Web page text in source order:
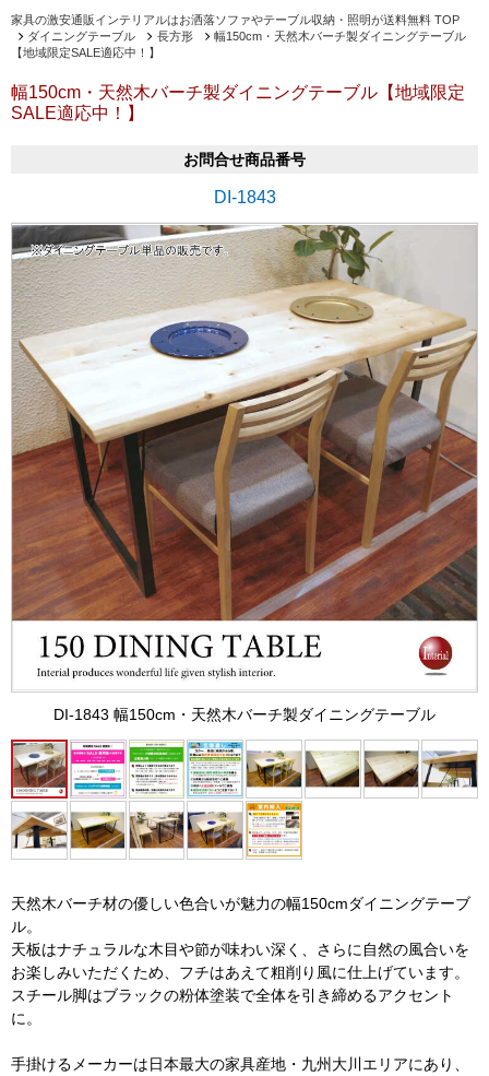
家具の激安通販インテリアルはお洒落ソファやテーブル収納・照明が送料無料 TOP
ダイニングテーブル
長方形
幅150cm・天然木バーチ製ダイニングテーブル
【地域限定SALE適応中！】
幅150cm・天然木バーチ製ダイニングテーブル【地域限定
SALE適応中！】
お問合せ商品番号
DI-1843
DI-1843 幅150cm・天然木バーチ製ダイニングテーブル
天然木バーチ材の優しい色合いが魅力の幅150cmダイニングテーブ
ル。
天板はナチュラルな木目や節が味わい深く、さらに自然の風合いを
お楽しみいただくため、フチはあえて粗削り風に仕上げています。
スチール脚はブラックの粉体塗装で全体を引き締めるアクセント
に。
手掛けるメーカーは日本最大の家具産地・九州大川エリアにあり、